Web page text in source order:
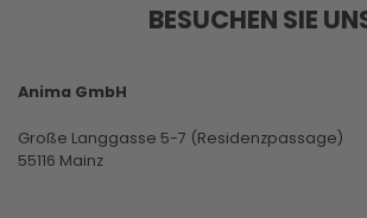
BESUCHEN SIE
Anima GmbH
Große Langgasse 5-7 (Residenzpassage)
55116 Mainz